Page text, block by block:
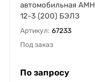
автомобильная АМН
12-3 (200) БЭЛЗ
Артикул: 67233
Под заказ
По запросу